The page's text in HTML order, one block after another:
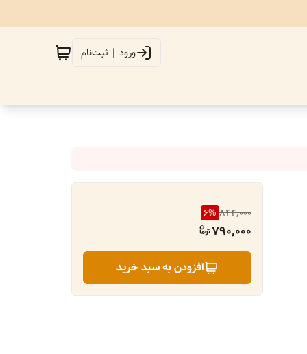
ورود | ثبت‌نام
844,000
6%
790,000
افزودن به سبد خرید